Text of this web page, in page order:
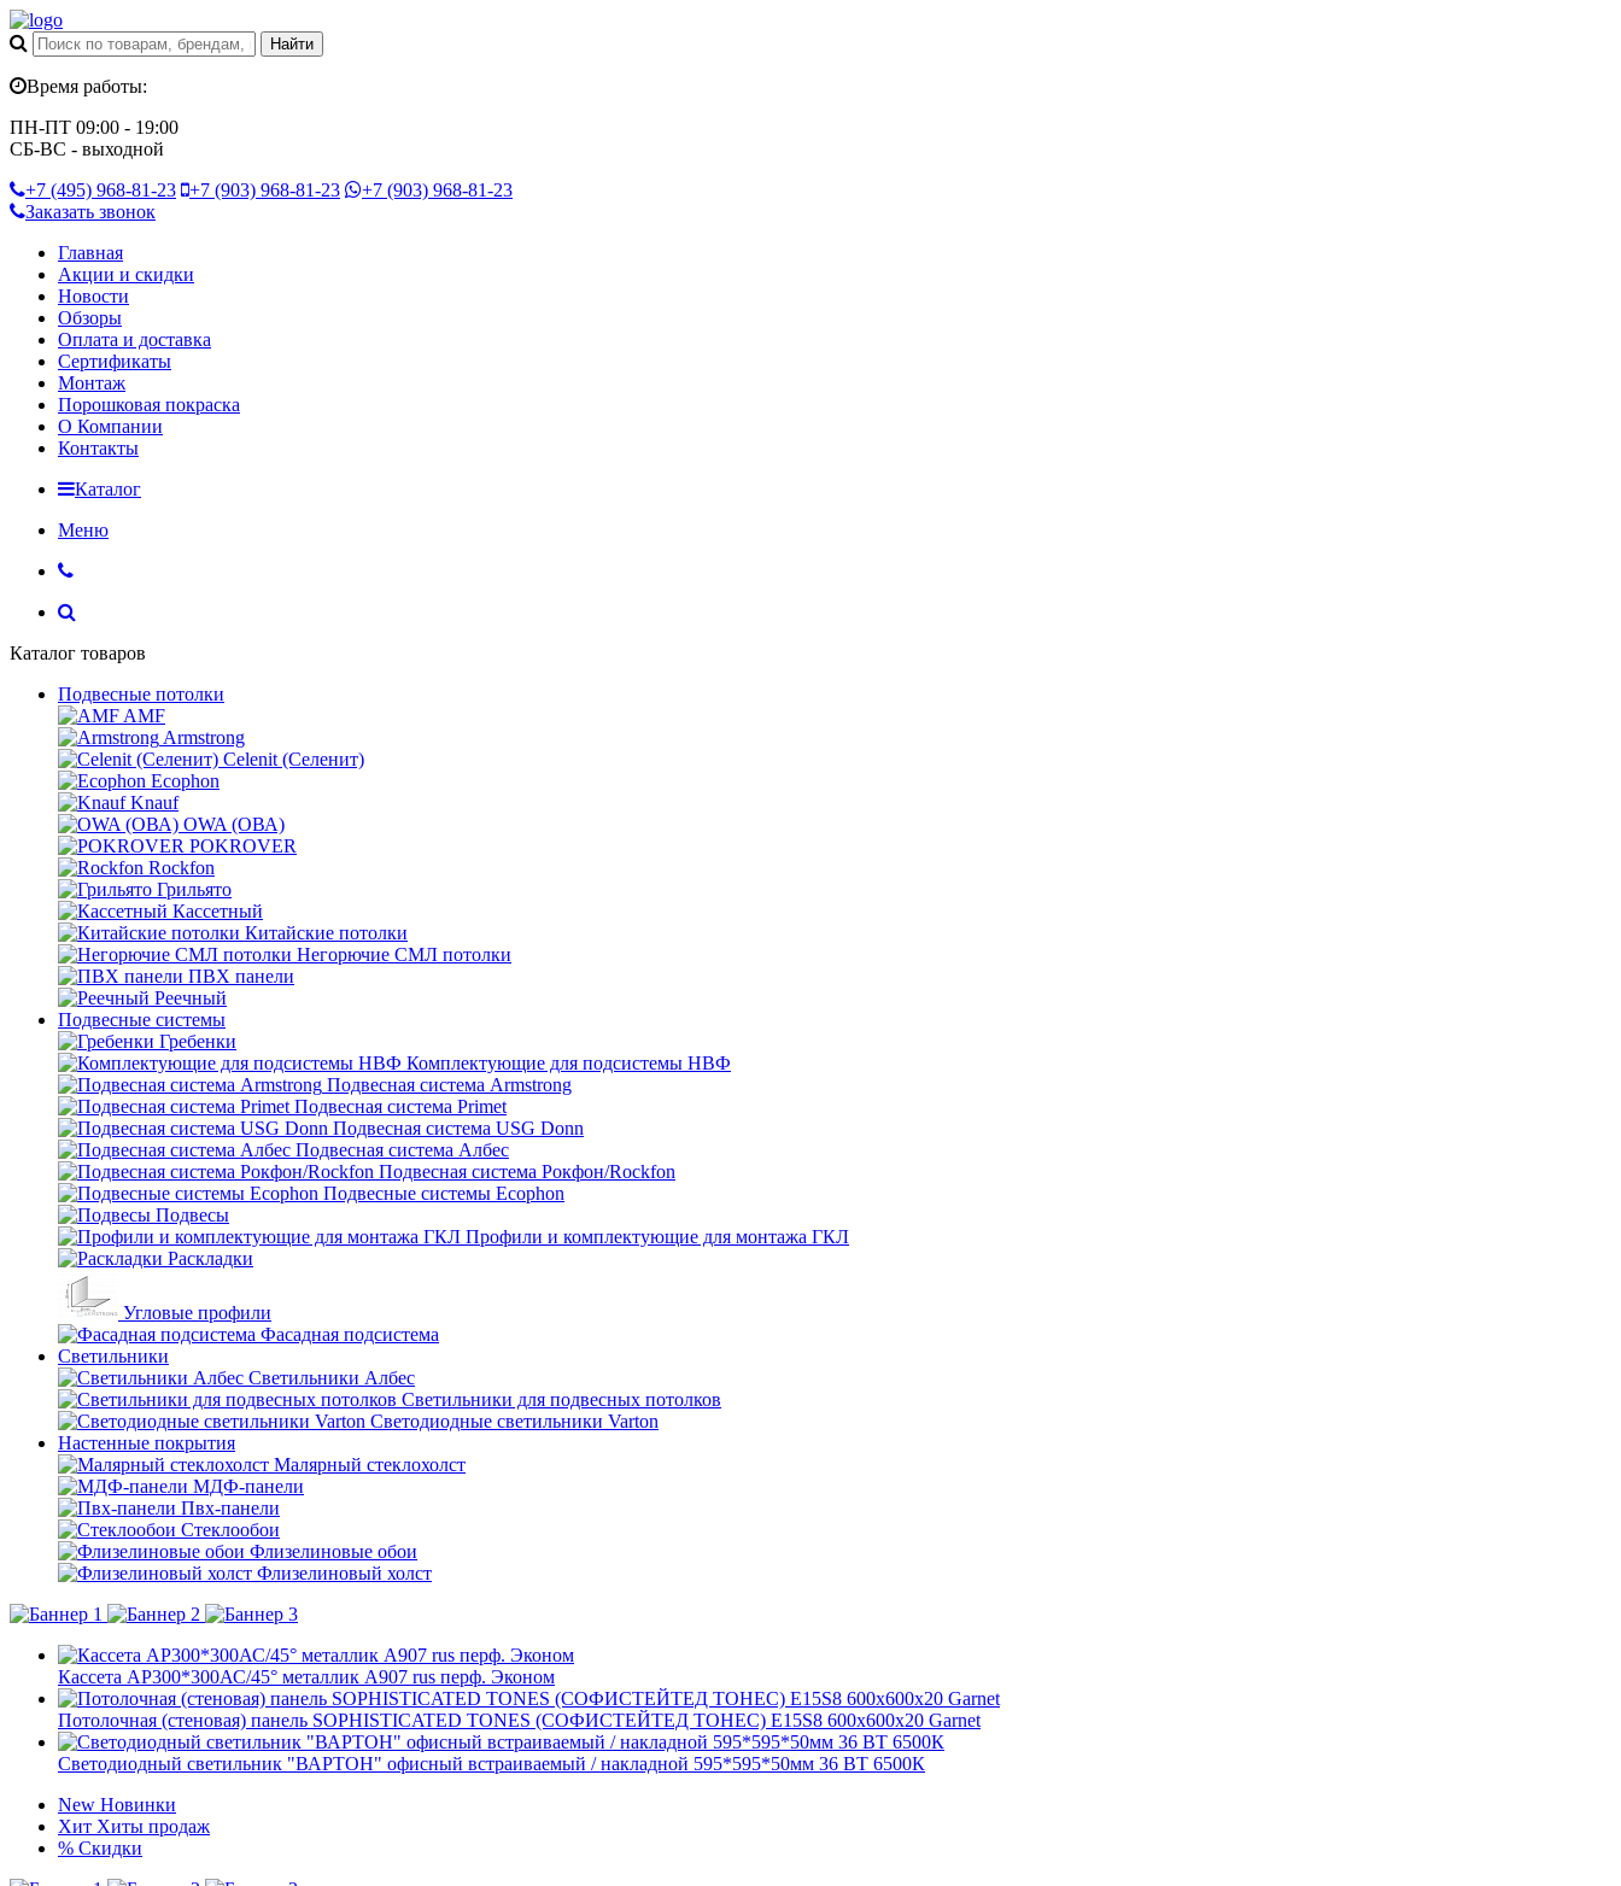
Время работы:
ПН-ПТ 09:00 - 19:00
СБ-ВС - выходной
+7 (495) 968-81-23 +7 (903) 968-81-23 +7 (903) 968-81-23
Заказать звонок
Главная
Акции и скидки
Новости
Обзоры
Оплата и доставка
Сертификаты
Монтаж
Порошковая покраска
О Компании
Контакты
Каталог
Меню
Каталог товаров
Подвесные потолки
AMF
Armstrong
Celenit (Селенит)
Ecophon
Knauf
OWA (ОВА)
POKROVER
Rockfon
Грильято
Кассетный
Китайские потолки
Негорючие СМЛ потолки
ПВХ панели
Реечный
Подвесные системы
Гребенки
Комплектующие для подсистемы НВФ
Подвесная система Armstrong
Подвесная система Primet
Подвесная система USG Donn
Подвесная система Албес
Подвесная система Рокфон/Rockfon
Подвесные системы Ecophon
Подвесы
Профили и комплектующие для монтажа ГКЛ
Раскладки
Угловые профили
Фасадная подсистема
Светильники
Светильники Албес
Светильники для подвесных потолков
Светодиодные светильники Varton
Настенные покрытия
Малярный стеклохолст
МДФ-панели
Пвх-панели
Стеклообои
Флизелиновые обои
Флизелиновый холст
Кассета AP300*300АС/45° металлик А907 rus перф. Эконом
Потолочная (стеновая) панель SOPHISTICATED TONES (СОФИСТЕЙТЕД ТОНЕС) E15S8 600x600x20 Garnet
Светодиодный светильник "ВАРТОН" офисный встраиваемый / накладной 595*595*50мм 36 ВТ 6500К
New Новинки
Хит Хиты продаж
% Скидки